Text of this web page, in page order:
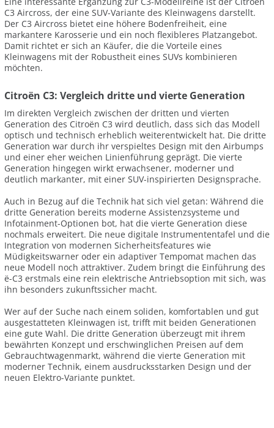
C3 Aircross, der eine SUV-Variante des Kleinwagens darstellt.
Der C3 Aircross bietet eine höhere Bodenfreiheit, eine
markantere Karosserie und ein noch flexibleres Platzangebot.
Damit richtet er sich an Käufer, die die Vorteile eines
Kleinwagens mit der Robustheit eines SUVs kombinieren
möchten.
Citroën C3: Vergleich dritte und vierte Generation
Im direkten Vergleich zwischen der dritten und vierten
Generation des Citroën C3 wird deutlich, dass sich das Modell
optisch und technisch erheblich weiterentwickelt hat. Die dritte
Generation war durch ihr verspieltes Design mit den Airbumps
und einer eher weichen Linienführung geprägt. Die vierte
Generation hingegen wirkt erwachsener, moderner und
deutlich markanter, mit einer SUV-inspirierten Designsprache.
Auch in Bezug auf die Technik hat sich viel getan: Während die
dritte Generation bereits moderne Assistenzsysteme und
Infotainment-Optionen bot, hat die vierte Generation diese
nochmals erweitert. Die neue digitale Instrumententafel und die
Integration von modernen Sicherheitsfeatures wie
Müdigkeitswarner oder ein adaptiver Tempomat machen das
neue Modell noch attraktiver. Zudem bringt die Einführung des
ë-C3 erstmals eine rein elektrische Antriebsoption mit sich, was
ihn besonders zukunftssicher macht.
Wer auf der Suche nach einem soliden, komfortablen und gut
ausgestatteten Kleinwagen ist, trifft mit beiden Generationen
eine gute Wahl. Die dritte Generation überzeugt mit ihrem
bewährten Konzept und erschwinglichen Preisen auf dem
Gebrauchtwagenmarkt, während die vierte Generation mit
moderner Technik, einem ausdrucksstarken Design und der
neuen Elektro-Variante punktet.